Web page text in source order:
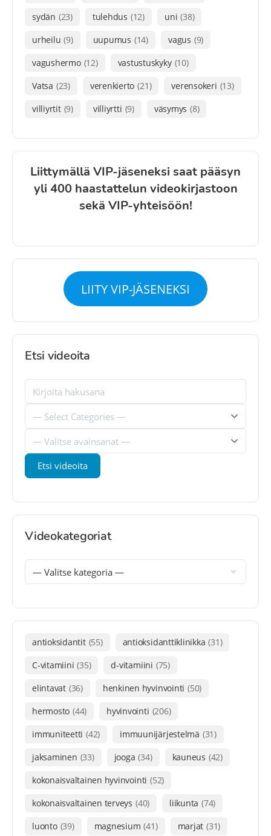
sydän (23) tulehdus (12) uni (38)
urheilu (9) uupumus (14) vagus (9)
vagushermo (12) vastustuskyky (10)
Vatsa (23) verenkierto (21) verensokeri (13)
villiyrtit (9) villiyrtti (9) väsymys (8)
Liittymällä VIP-jäseneksi saat pääsyn
yli 400 haastattelun videokirjastoon
sekä VIP-yhteisöön!
LIITY VIP-JÄSENEKSI
Etsi videoita
Videokategoriat
antioksidantit (55) antioksidanttiklinikka (31)
C-vitamiini (35) d-vitamiini (75)
elintavat (36) henkinen hyvinvointi (50)
hermosto (44) hyvinvointi (206)
immuniteetti (42) immuunijärjestelmä (31)
jaksaminen (33) jooga (34) kauneus (42)
kokonaisvaltainen hyvinvointi (52)
kokonaisvaltainen terveys (40) liikunta (74)
luonto (39) magnesium (41) marjat (31)